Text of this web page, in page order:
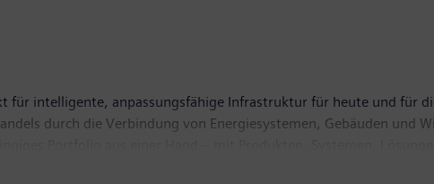
für intelligente, anpassungsfähige Infrastruktur für heute und für
durch die Verbindung von Energiesystemen, Gebäuden und
Ökosystem hilft SI seinen Kunden im Wettbewerb erfolgreich zu